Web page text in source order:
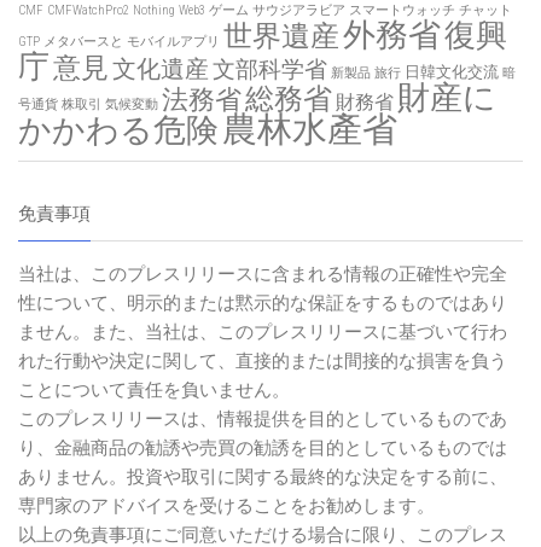
CMF CMFWatchPro2 Nothing Web3 ゲーム サウジアラビア スマートウォッチ チャット
GTP メタバースと モバイルアプリ 世界遺産外務省復興
庁意見文化遺産文部科学省 新製品 旅行 日韓文化交流 暗
号通貨 株取引 気候変動 法務省総務省 財務省 財産に
かかわる危険農林水產省
免責事項
当社は、このプレスリリースに含まれる情報の正確性や完全
性について、明示的または黙示的な保証をするものではあり
ません。また、当社は、このプレスリリースに基づいて行わ
れた行動や決定に関して、直接的または間接的な損害を負う
ことについて責任を負いません。
このプレスリリースは、情報提供を目的としているものであ
り、金融商品の勧誘や売買の勧誘を目的としているものでは
ありません。投資や取引に関する最終的な決定をする前に、
専門家のアドバイスを受けることをお勧めします。
以上の免責事項にご同意いただける場合に限り、このプレス